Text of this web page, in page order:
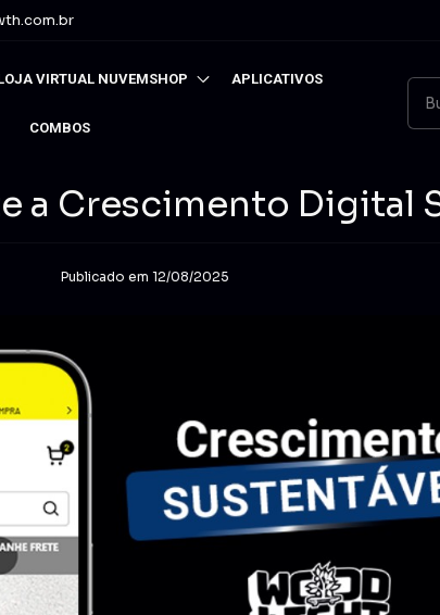
VIRTUAL NUVEMSHOP APLICATIVOS
COMBOS
a Crescimento Digital
Publicado em 12/08/2025